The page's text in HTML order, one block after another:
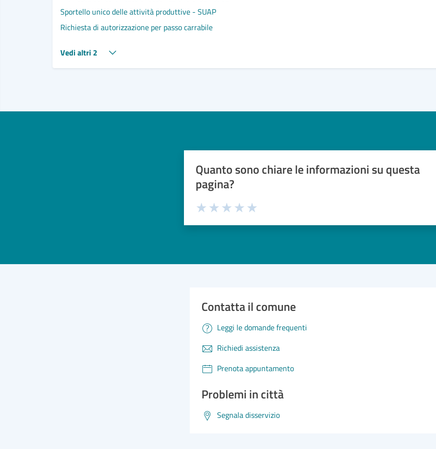
Sportello unico delle attività produttive - SUAP
Richiesta di autorizzazione per passo carrabile
Vedi altri 2
Quanto sono chiare le informazioni su questa
pagina?
Contatta il comune
Leggi le domande frequenti
Richiedi assistenza
Prenota appuntamento
Problemi in città
Segnala disservizio